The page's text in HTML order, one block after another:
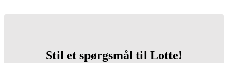
Stil et spørgsmål til Lotte!